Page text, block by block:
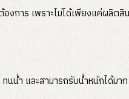
งการ เพราะไม่ได้เพียงแค่ผลิต
ทนน้ำ และสามารถรับน้ำหนักได้